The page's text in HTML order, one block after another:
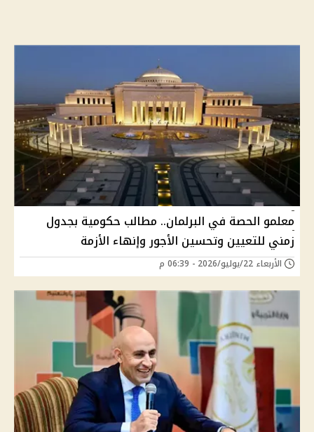
معلمو الحصة في البرلمان.. مطالب حكومية بجدول
زمني للتعيين وتحسين الأجور وإنهاء الأزمة
الأربعاء 22/يوليو/2026 - 06:39 م